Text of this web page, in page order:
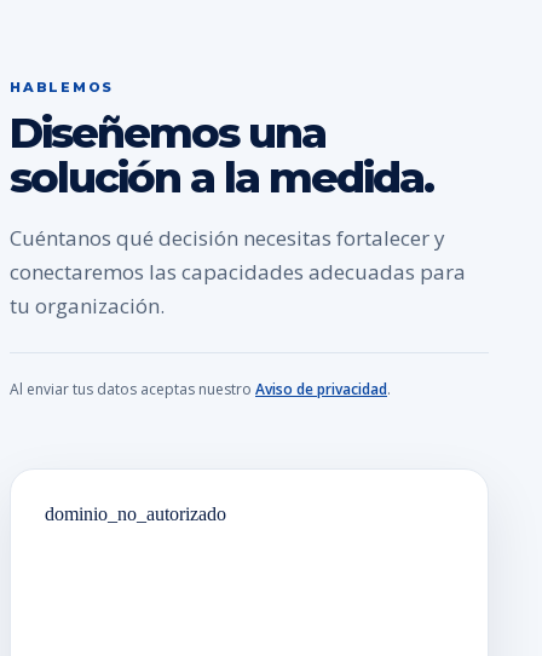
HABLEMOS
Diseñemos una
solución a la medida.
Cuéntanos qué decisión necesitas fortalecer y
conectaremos las capacidades adecuadas para
tu organización.
Al enviar tus datos aceptas nuestro Aviso de privacidad.
dominio_no_autorizado